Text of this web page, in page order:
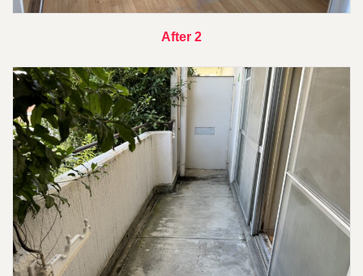
After 2